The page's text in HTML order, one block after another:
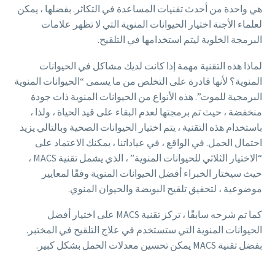
هي واحدة من أحدث تقنيات المساعدة في التكاثر. بفضلها ، يمكن
لعلماء الأجنة اختيار الحيوانات المنوية التي لا تظهر علامات
البرمجة الخلوية ليتم استخدامها في التلقيح.
لماذا هذه التقنية مهمة إذا كانت لديك مشاكل في الحيوانات
المنوية؟ لأنها قادرة على التخلص من ما يسمى “الحيوانات المنوية
البرمجية للموت”. هذه الأنواع من الحيوانات المنوية ذات جودة
منخفضة ، حيث تم برمجتها لعدم البقاء على قيد الحياة ، ولذا ،
باستخدام هذه التقنية ، يتم اختيار الحيوانات الصحية وبالتالي يزيد
احتمال الحمل. في الواقع ، في عياداتنا ، يمكنك الاعتماد على
“الاختيار الثلاثي للحيوانات المنوية” ، الذي يشمل تقنية MACS ،
حيث سيختار الخبراء أفضل الحيوانات المنوية وفقًا لمعايير
موضوعية ، لتحقيق تلقيح البويضة والحيوان المنوي.
كما تم شرحه سابقًا ، تركز تقنية MACS على اختيار أفضل
الحيوانات المنوية التي ستستخدم في علاج التلقيح في المختبر.
بفضل تقنية MACS يمكن تحسين معدلات الحمل بشكل كبير.